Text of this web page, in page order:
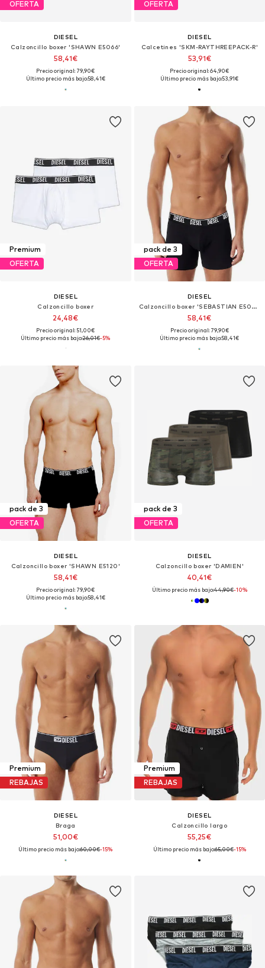
OFERTA
DIESEL
Calzoncillo boxer 'SHAWN E5066'
58,41€
Precio original: 79,90€
Último precio más bajo:58,41€
OFERTA
DIESEL
Calcetines 'SKM-RAYTHREEPACK-R'
53,91€
Precio original: 64,90€
Último precio más bajo:53,91€
Premium
OFERTA
DIESEL
Calzoncillo boxer
24,48€
Precio original: 51,00€
Último precio más bajo:26,01€-5%
pack de 3
OFERTA
DIESEL
Calzoncillo boxer 'SEBASTIAN E5066'
58,41€
Precio original: 79,90€
Último precio más bajo:58,41€
pack de 3
OFERTA
DIESEL
Calzoncillo boxer 'SHAWN E5120'
58,41€
Precio original: 79,90€
Último precio más bajo:58,41€
pack de 3
OFERTA
DIESEL
Calzoncillo boxer 'DAMIEN'
40,41€
Último precio más bajo:44,90€-10%
Premium
REBAJAS
DIESEL
Braga
51,00€
Último precio más bajo:60,00€-15%
Premium
REBAJAS
DIESEL
Calzoncillo largo
55,25€
Último precio más bajo:65,00€-15%